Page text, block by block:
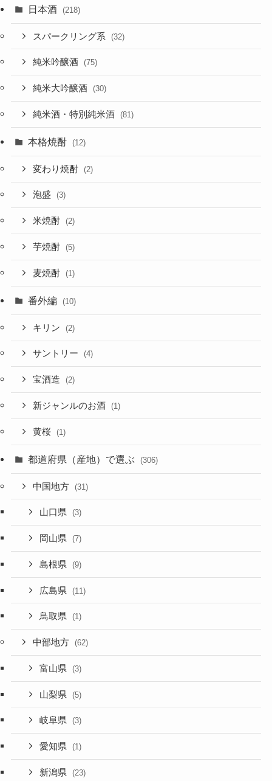
日本酒 (218)
スパークリング系 (32)
純米吟醸酒 (75)
純米大吟醸酒 (30)
純米酒・特別純米酒 (81)
本格焼酎 (12)
変わり焼酎 (2)
泡盛 (3)
米焼酎 (2)
芋焼酎 (5)
麦焼酎 (1)
番外編 (10)
キリン (2)
サントリー (4)
宝酒造 (2)
新ジャンルのお酒 (1)
黄桜 (1)
都道府県（産地）で選ぶ (306)
中国地方 (31)
山口県 (3)
岡山県 (7)
島根県 (9)
広島県 (11)
鳥取県 (1)
中部地方 (62)
富山県 (3)
山梨県 (5)
岐阜県 (3)
愛知県 (1)
新潟県 (23)